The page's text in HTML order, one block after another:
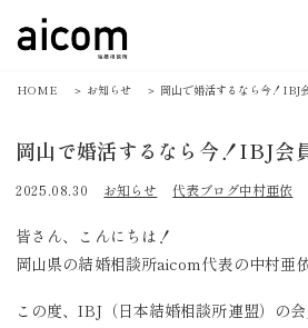
HOME ＞ お知らせ ＞ 岡山で婚活するなら今！IBJ
岡山で婚活するなら今！IBJ会
2025.08.30 お知らせ 代表ブログ中村亜依
皆さん、こんにちは！
岡山県の結婚相談所aicom代表の中村亜依
この度、IBJ（日本結婚相談所連盟）の